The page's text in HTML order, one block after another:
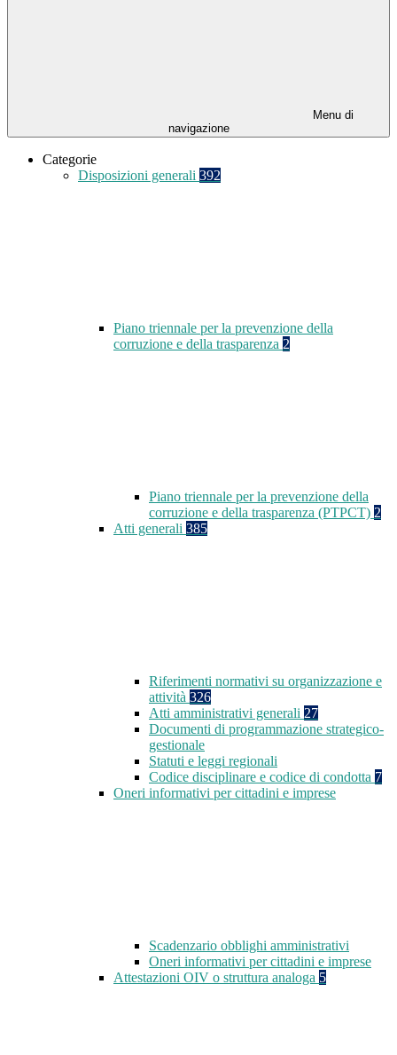
Menu di
navigazione
Categorie
Disposizioni generali 392
Piano triennale per la prevenzione della
corruzione e della trasparenza 2
Piano triennale per la prevenzione della
corruzione e della trasparenza (PTPCT) 2
Atti generali 385
Riferimenti normativi su organizzazione e
attività 326
Atti amministrativi generali 27
Documenti di programmazione strategico-
gestionale
Statuti e leggi regionali
Codice disciplinare e codice di condotta 7
Oneri informativi per cittadini e imprese
Scadenzario obblighi amministrativi
Oneri informativi per cittadini e imprese
Attestazioni OIV o struttura analoga 5